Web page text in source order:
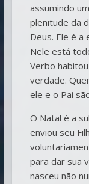
assumindo
plenitude da
Deus. Ele é
Nele está
Verbo
verdade.
ele e o Pai
O Natal é a
enviou seu
para dar sua
nasceu não